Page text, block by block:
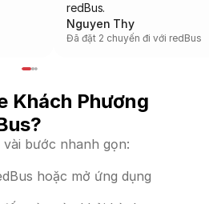
redBus.
Nguyen Thy
Đã đặt 2 chuyến đi với redBus
Khách Phương
bước nhanh gọn:
hoặc mở ứng dụng